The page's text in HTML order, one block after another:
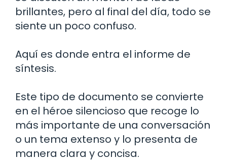
brillantes, pero al final del día, todo se
siente un poco confuso.
Aquí es donde entra el informe de
síntesis.
Este tipo de documento se convierte
en el héroe silencioso que recoge lo
más importante de una conversación
o un tema extenso y lo presenta de
manera clara y concisa.